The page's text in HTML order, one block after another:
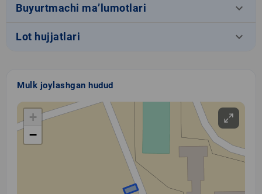
Buyurtmachi ma’lumotlari keyboard_arrow_down
Lot hujjatlari keyboard_arrow_down
Mulk joylashgan hudud
+
−